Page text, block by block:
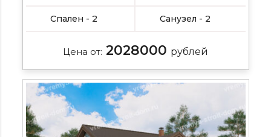
Спален - 2 Санузел - 2
Цена от: 2028000 рублей